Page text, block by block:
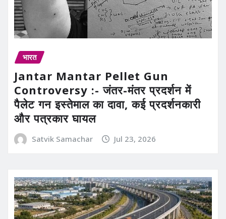
भारत
Jantar Mantar Pellet Gun
Controversy :- जंतर-मंतर प्रदर्शन में
पैलेट गन इस्तेमाल का दावा, कई प्रदर्शनकारी
और पत्रकार घायल
Satvik Samachar Jul 23, 2026